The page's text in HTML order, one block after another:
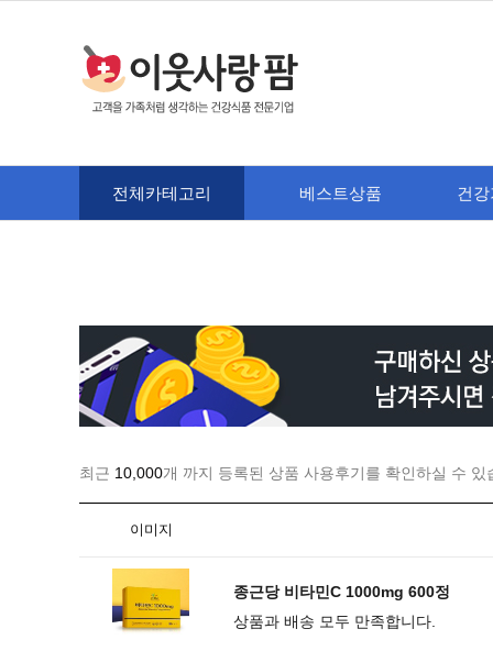
전체카테고리 베스트상품 건
최근 10,000개 까지 등록된 상품 사용후기를 확인하실 수 있
이미지
종근당 비타민C 1000mg 600정
상품과 배송 모두 만족합니다.